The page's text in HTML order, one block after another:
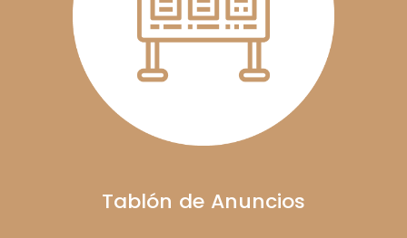
Tablón de Anuncios